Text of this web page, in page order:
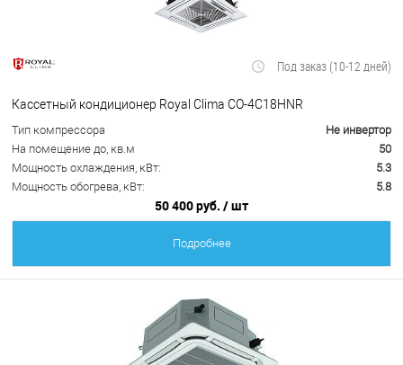
Под заказ (10-12 дней)
Кассетный кондиционер Royal Clima CO-4C18HNR
Тип компрессора
Не инвертор
На помещение до, кв.м
50
Мощность охлаждения, кВт:
5.3
Мощность обогрева, кВт:
5.8
50 400 руб. / шт
Подробнее